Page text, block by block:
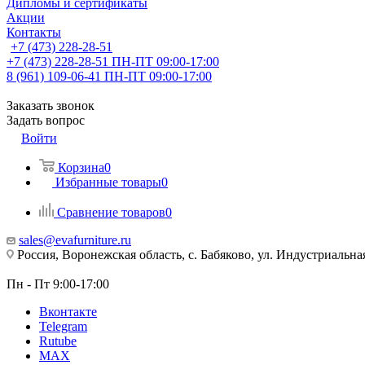
Дипломы и сертификаты
Акции
Контакты
+7 (473) 228-28-51
+7 (473) 228-28-51 ПН-ПТ 09:00-17:00
8 (961) 109-06-41 ПН-ПТ 09:00-17:00
Заказать звонок
Задать вопрос
Войти
Корзина0
Избранные товары0
Сравнение товаров0
sales@evafurniture.ru
Россия, Воронежская область, с. Бабяково, ул.
Пн - Пт 9:00-17:00
Вконтакте
Telegram
Rutube
MAX